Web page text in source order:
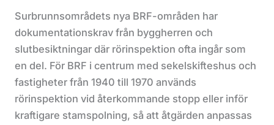
Surbrunnsområdets nya BRF-områden har
dokumentationskrav från byggherren och
slutbesiktningar där rörinspektion ofta ingår som
en del. För BRF i centrum med sekelskifteshus och
fastigheter från 1940 till 1970 används
rörinspektion vid återkommande stopp eller inför
kraftigare stamspolning, så att åtgärden anpassas